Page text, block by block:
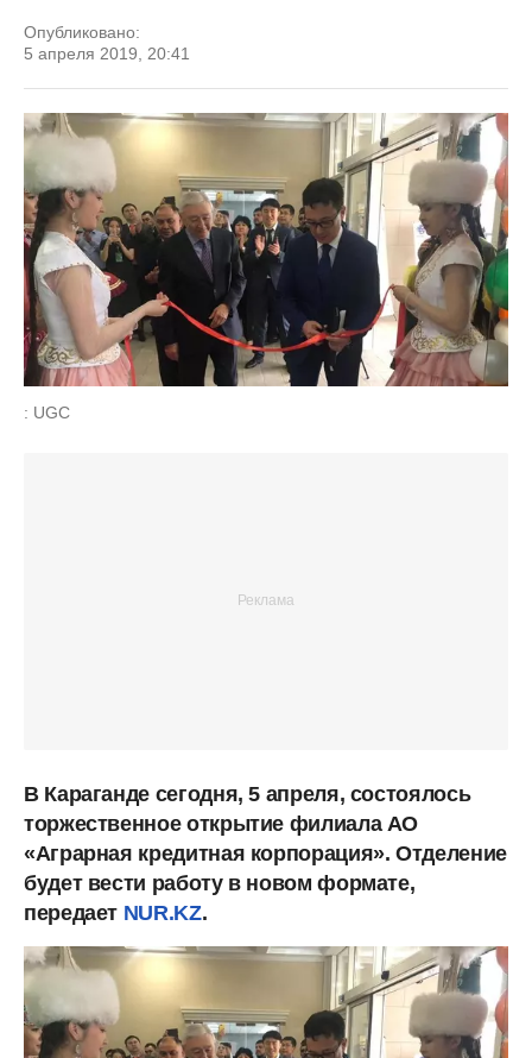
Опубликовано:
5 апреля 2019, 20:41
: UGC
В Караганде сегодня, 5 апреля, состоялось
торжественное открытие филиала АО
«Аграрная кредитная корпорация». Отделение
будет вести работу в новом формате,
передает NUR.KZ.